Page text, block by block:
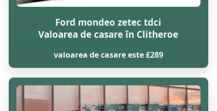
Ford mondeo zetec tdci
Valoarea de casare în Clitheroe
valoarea de casare este £289